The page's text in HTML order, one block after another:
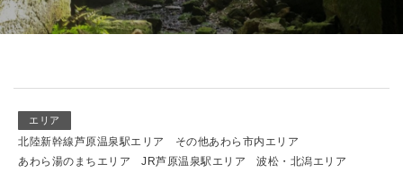
エリア
北陸新幹線芦原温泉駅エリア
その他あわら市内エリア
あわら湯のまちエリア
JR芦原温泉駅エリア
波松・北潟エリア